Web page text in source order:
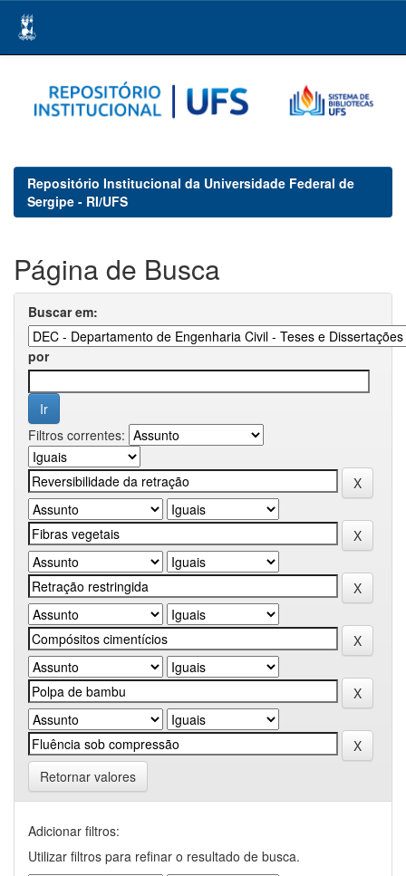
navigation
Repositório Institucional da Universidade Federal de
Sergipe - RI/UFS
Página de Busca
Buscar em:
por
Filtros correntes:
Retornar valores
Adicionar filtros:
Utilizar filtros para refinar o resultado de busca.